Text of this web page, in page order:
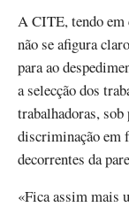
A CITE, tendo em
não se afigura
para ao
a selecção dos
trabalhadoras,
discriminação em
decorrentes da
«Fica assim mais